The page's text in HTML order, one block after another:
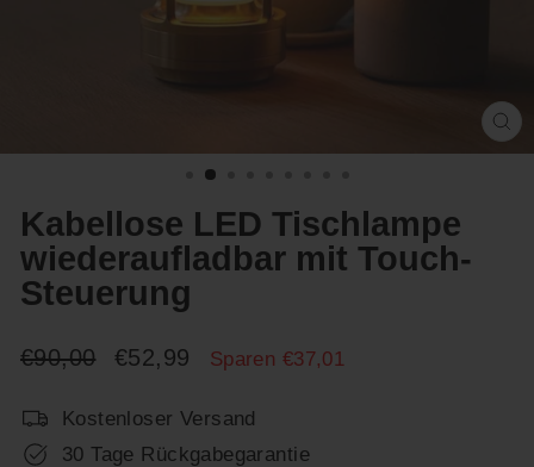
Kabellose LED Tischlampe
wiederaufladbar mit Touch-
Steuerung
Normaler
€90,00 Sonderpreis
€52,99 Sparen €37,01
Kostenloser Versand
30 Tage Rückgabegarantie